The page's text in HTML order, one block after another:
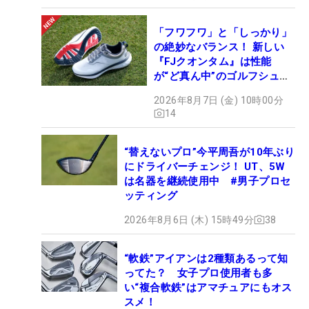
「フワフワ」と「しっかり」
の絶妙なバランス！ 新しい
『FJクオンタム』は性能
が“ど真ん中”のゴルフシュー
2026年8月7日 (金) 10時00分
14
“替えないプロ”今平周吾が10年ぶり
にドライバーチェンジ！ UT、5W
は名器を継続使用中 #男子プロセ
ッティング
2026年8月6日 (木) 15時49分 38
“軟鉄”アイアンは2種類あるって知
ってた？ 女子プロ使用者も多
い“複合軟鉄”はアマチュアにもオス
スメ！